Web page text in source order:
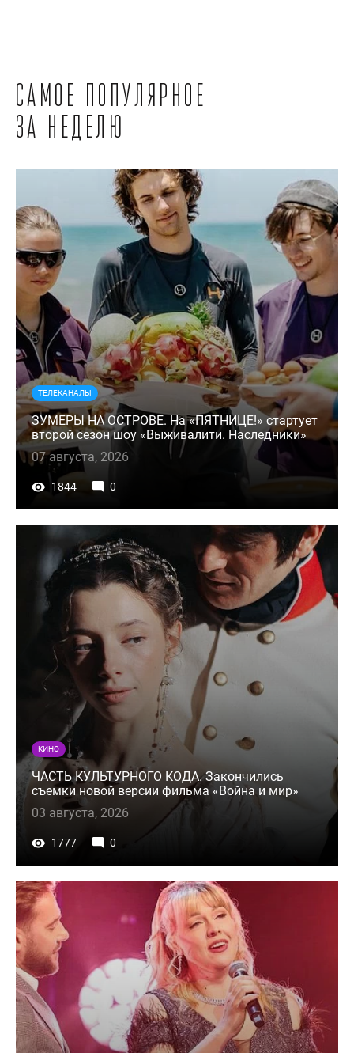
Самое популярное
за неделю
ТЕЛЕКАНАЛЫ
ЗУМЕРЫ НА ОСТРОВЕ. На «ПЯТНИЦЕ!» стартует
второй сезон шоу «Выживалити. Наследники»
07 августа, 2026
1844 0
КИНО
ЧАСТЬ КУЛЬТУРНОГО КОДА. Закончились
съемки новой версии фильма «Война и мир»
03 августа, 2026
1777 0